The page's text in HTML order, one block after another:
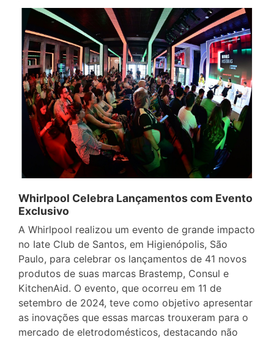
Whirlpool Celebra Lançamentos com Evento
Exclusivo
A Whirlpool realizou um evento de grande impacto
no Iate Club de Santos, em Higienópolis, São
Paulo, para celebrar os lançamentos de 41 novos
produtos de suas marcas Brastemp, Consul e
KitchenAid. O evento, que ocorreu em 11 de
setembro de 2024, teve como objetivo apresentar
as inovações que essas marcas trouxeram para o
mercado de eletrodomésticos, destacando não